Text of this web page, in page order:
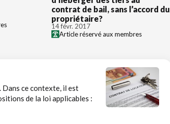
contrat de bail, sans l’accord du
propriétaire?
14 févr. 2017
Article réservé aux membres
Dans ce contexte, il est
de la loi applicables :